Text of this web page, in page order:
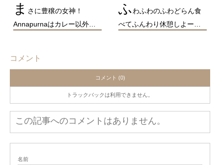
ま さに豊穣の女神！
Annapurnaはカレー以外…
ふわふわのふわどらん食
べてふんわり休憩しよー…
コメント
コメント (0)
トラックバックは利用できません。
この記事へのコメントはありません。
名前